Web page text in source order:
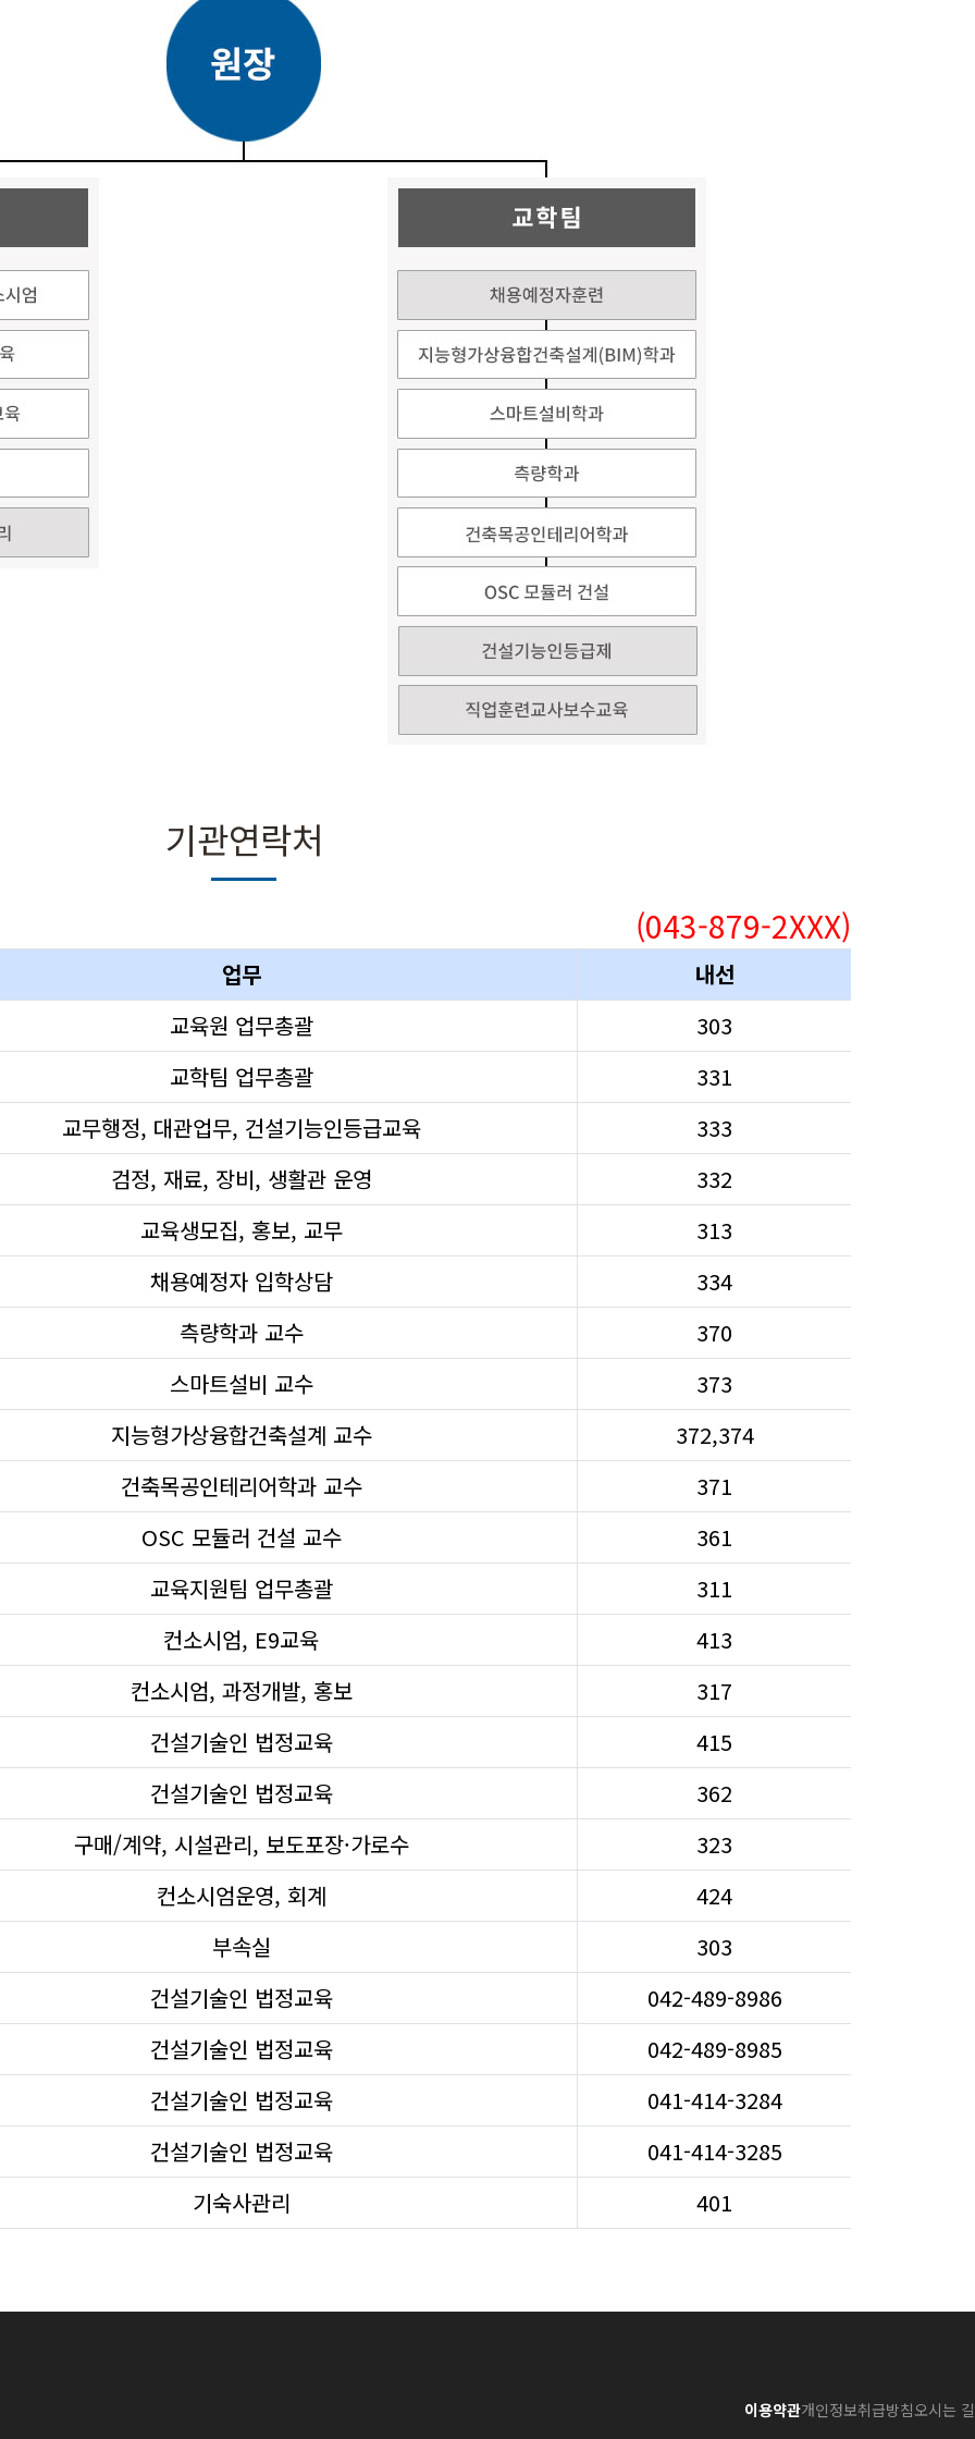
기관연락처
(043-879-2XXX)
업무
내선
교육원 업무총괄
303
교학팀 업무총괄
331
교무행정, 대관업무, 건설기능인등급교육
333
검정, 재료, 장비, 생활관 운영
332
교육생모집, 홍보, 교무
313
채용예정자 입학상담
334
측량학과 교수
370
스마트설비 교수
373
지능형가상융합건축설계 교수
372,374
건축목공인테리어학과 교수
371
OSC 모듈러 건설 교수
361
교육지원팀 업무총괄
311
컨소시엄, E9교육
413
컨소시엄, 과정개발, 홍보
317
건설기술인 법정교육
415
건설기술인 법정교육
362
구매/계약, 시설관리, 보도포장·가로수
323
컨소시엄운영, 회계
424
부속실
303
건설기술인 법정교육
042-489-8986
건설기술인 법정교육
042-489-8985
건설기술인 법정교육
041-414-3284
건설기술인 법정교육
041-414-3285
기숙사관리
401
이용약관개인정보취급방침오시는 길